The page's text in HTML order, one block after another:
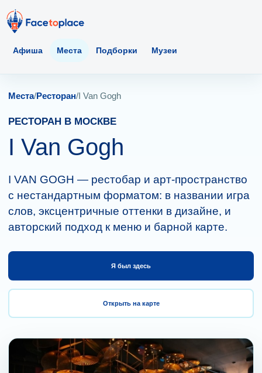
Афиша Места Подборки Музеи
Места/Ресторан/I Van Gogh
РЕСТОРАН В МОСКВЕ
I Van Gogh
I VAN GOGH — рестобар и арт-пространство
с нестандартным форматом: в названии игра
слов, эксцентричные оттенки в дизайне, и
авторский подход к меню и барной карте.
Я был здесь
Открыть на карте